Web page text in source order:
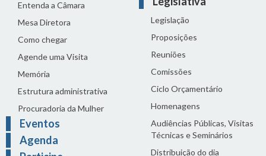
Entenda a Câmara
Mesa Diretora
Como chegar
Agende uma Visita
Memória
Estrutura administrativa
Procuradoria da Mulher
Eventos
Agenda
Legislação
Proposições
Reuniões
Comissões
Ciclo Orçamentário
Homenagens
Audiências Públicas, Visitas
Técnicas e Seminários
Distribuição do dia